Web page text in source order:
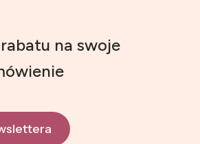
na swoje